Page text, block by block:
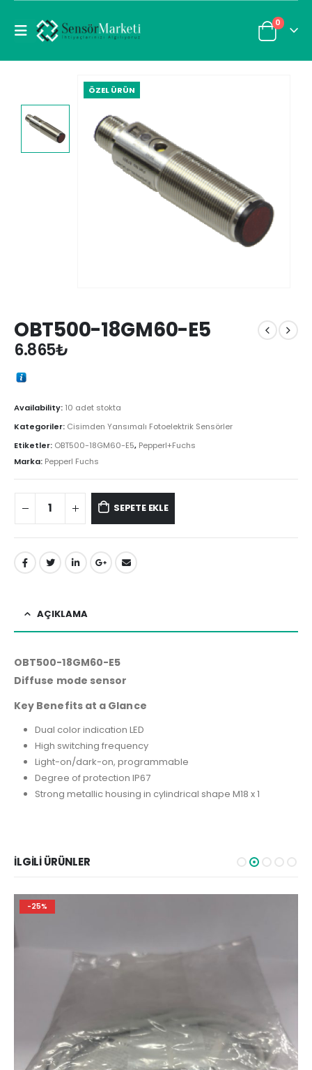
0
ÖZEL ÜRÜN
OBT500-18GM60-E5
6.865₺
Availability: 10 adet stokta
Kategoriler: Cisimden Yansımalı Fotoelektrik Sensörler
Etiketler: OBT500-18GM60-E5, Pepperl+Fuchs
Marka: Pepperl Fuchs
SEPETE EKLE
AÇIKLAMA
OBT500-18GM60-E5
Diffuse mode sensor
Key Benefits at a Glance
Dual color indication LED
High switching frequency
Light-on/dark-on, programmable
Degree of protection IP67
Strong metallic housing in cylindrical shape M18 x 1
İLGILI ÜRÜNLER
-25%